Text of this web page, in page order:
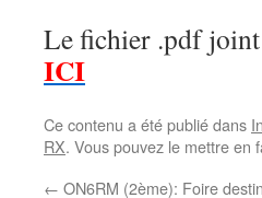
Le fichier .pdf joint
ICI
Ce contenu a été publié dans
RX. Vous pouvez le mettre en
← ON6RM (2ème): Foire